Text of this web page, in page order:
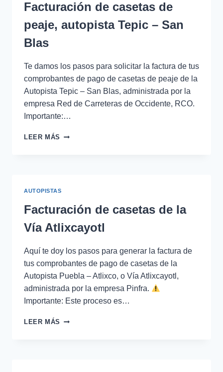
CULIACÁN
Facturación de casetas de
peaje, autopista Tepic – San
Blas
Te damos los pasos para solicitar la factura de tus
comprobantes de pago de casetas de peaje de la
Autopista Tepic – San Blas, administrada por la
empresa Red de Carreteras de Occidente, RCO.
Importante:…
LEER MÁS FACTURACIÓN
TEPIC
SAN
BLAS
AUTOPISTAS
Facturación de casetas de la
Vía Atlixcayotl
Aquí te doy los pasos para generar la factura de
tus comprobantes de pago de casetas de la
Autopista Puebla – Atlixco, o Vía Atlixcayotl,
administrada por la empresa Pinfra.
Importante: Este proceso es…
LEER MÁS FACTURACIÓN